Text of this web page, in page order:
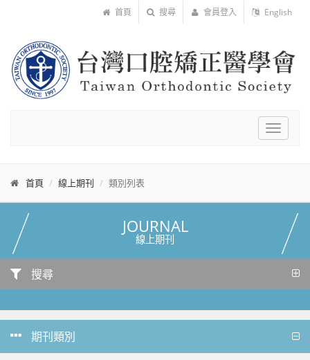
首頁 搜尋 會員登入 English
Toggle
首頁 線上期刊 類別列表
JOURNAL
線上期刊
搜尋
期刊類別